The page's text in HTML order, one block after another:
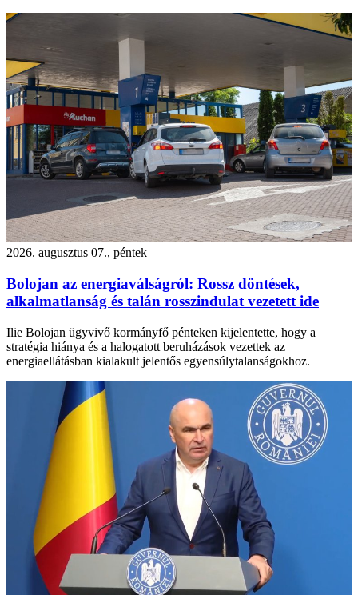
2026. augusztus 07., péntek
Bolojan az energiaválságról: Rossz döntések,
alkalmatlanság és talán rosszindulat vezetett ide
Ilie Bolojan ügyvivő kormányfő pénteken kijelentette, hogy a
stratégia hiánya és a halogatott beruházások vezettek az
energiaellátásban kialakult jelentős egyensúlytalanságokhoz.